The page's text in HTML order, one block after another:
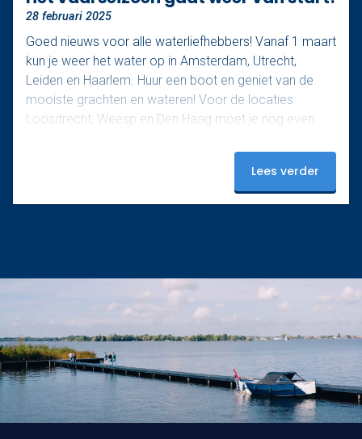
28 februari 2025
Goed nieuws voor alle waterliefhebbers! Vanaf 1 maart
kun je weer het water op in Amsterdam, Utrecht,
Leiden en Haarlem. Huur een boot en geniet van de
mooiste grachten en wateren! Voor de locaties
Loosdrecht, Weesp en Den Haag moet je nog even
ga jij als eerste varen? Boek nu en beleef een
Lees verder